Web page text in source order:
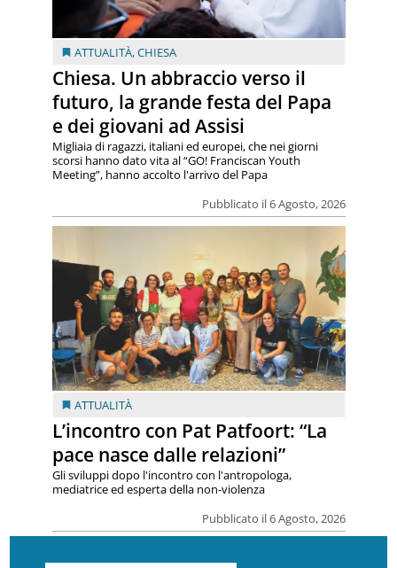
ATTUALITÀ,CHIESA
Chiesa. Un abbraccio verso il
futuro, la grande festa del Papa
e dei giovani ad Assisi
Pubblicato il 6 Agosto, 2026
Migliaia di ragazzi, italiani ed europei, che nei giorni
scorsi hanno dato vita al “GO! Franciscan Youth
Meeting”, hanno accolto l'arrivo del Papa
ATTUALITÀ
L’incontro con Pat Patfoort: “La
pace nasce dalle relazioni”
Pubblicato il 6 Agosto, 2026
Gli sviluppi dopo l'incontro con l'antropologa,
mediatrice ed esperta della non-violenza